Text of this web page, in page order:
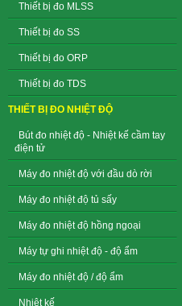
Thiết bị đo MLSS
Thiết bị đo SS
Thiết bị đo ORP
Thiết bị đo TDS
THIẾT BỊ ĐO NHIỆT ĐỘ
Bút đo nhiệt độ - Nhiệt kế cầm tay
điện tử
Máy đo nhiệt độ với đầu dò rời
Máy đo nhiệt độ tủ sấy
Máy đo nhiệt độ hồng ngoại
Máy tự ghi nhiệt độ - độ ẩm
Máy đo nhiệt độ / độ ẩm
Nhiệt kế